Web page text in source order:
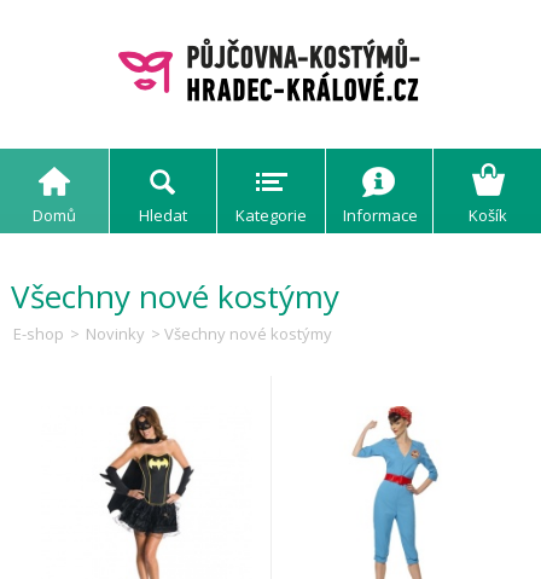
Domů Hledat Kategorie Informace Košík
Všechny nové kostýmy
E-shop > Novinky > Všechny nové kostýmy